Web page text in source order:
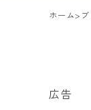
ホーム>
広告